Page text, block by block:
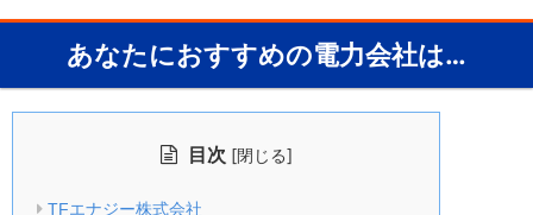
あなたにおすすめの電力会社は…
目次 [閉じる]
TFエナジー株式会社